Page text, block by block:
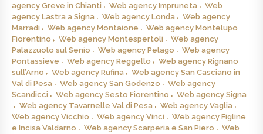
agency Greve in Chianti
Web agency Impruneta
Web
agency Lastra a Signa
Web agency Londa
Web agency
Marradi
Web agency Montaione
Web agency Montelupo
Fiorentino
Web agency Montespertoli
Web agency
Palazzuolo sul Senio
Web agency Pelago
Web agency
Pontassieve
Web agency Reggello
Web agency Rignano
sull’Arno
Web agency Rufina
Web agency San Casciano in
Val di Pesa
Web agency San Godenzo
Web agency
Scandicci
Web agency Sesto Fiorentino
Web agency Signa
Web agency Tavarnelle Val di Pesa
Web agency Vaglia
Web agency Vicchio
Web agency Vinci
Web agency Figline
e Incisa Valdarno
Web agency Scarperia e San Piero
Web